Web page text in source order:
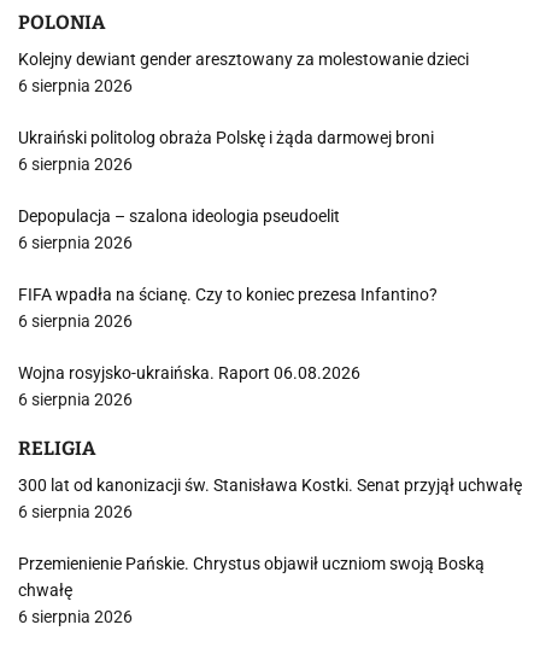
POLONIA
Kolejny dewiant gender aresztowany za molestowanie dzieci
6 sierpnia 2026
Ukraiński politolog obraża Polskę i żąda darmowej broni
6 sierpnia 2026
Depopulacja – szalona ideologia pseudoelit
6 sierpnia 2026
FIFA wpadła na ścianę. Czy to koniec prezesa Infantino?
6 sierpnia 2026
Wojna rosyjsko-ukraińska. Raport 06.08.2026
6 sierpnia 2026
RELIGIA
300 lat od kanonizacji św. Stanisława Kostki. Senat przyjął uchwałę
6 sierpnia 2026
Przemienienie Pańskie. Chrystus objawił uczniom swoją Boską
chwałę
6 sierpnia 2026